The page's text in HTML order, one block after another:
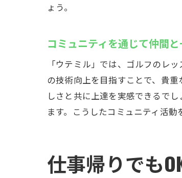
ょう。
コミュニティを通じて仲間
「ウテミル」では、ゴルフのレ
の技術向上を目指すことで、貴
しさと共に上達を実感できるで
ます。こうしたコミュニティ活
仕事帰りでも